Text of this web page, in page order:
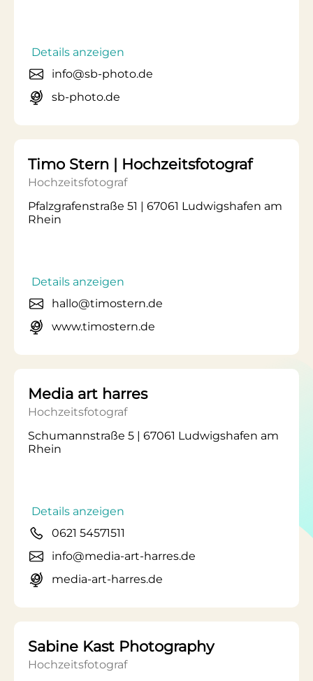
Details anzeigen
info@sb-photo.de
sb-photo.de
Timo Stern | Hochzeitsfotograf
Hochzeitsfotograf
Pfalzgrafenstraße 51 | 67061 Ludwigshafen am
Rhein
Details anzeigen
hallo@timostern.de
www.timostern.de
Media art harres
Hochzeitsfotograf
Schumannstraße 5 | 67061 Ludwigshafen am
Rhein
Details anzeigen
0621 54571511
info@media-art-harres.de
media-art-harres.de
Sabine Kast Photography
Hochzeitsfotograf